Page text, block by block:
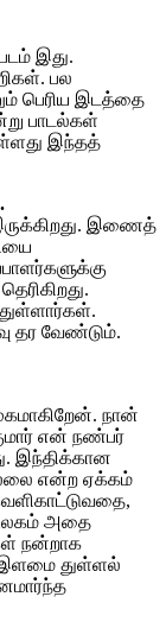
இது.
பல
பெரிய இடத்தை
பாடல்கள்
இந்தத்
இணைத்
தர வேண்டும்.
நான்
என் நண்பர்
இந்திக்கான
என்ற ஏக்கம்
அதை
நன்றாக
இளமை துள்ளல்